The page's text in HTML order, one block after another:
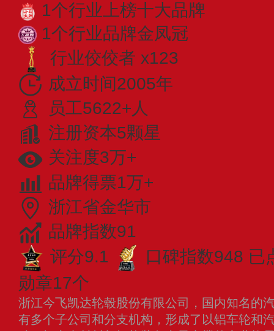
1个行业上榜十大品牌
1个行业品牌金凤冠
行业佼佼者 x123
成立时间2005年
员工5622+人
注册资本5颗星
关注度3万+
品牌得票1万+
浙江省金华市
品牌指数91
评分9.1
口碑指数948 已
勋章17个
浙江今飞凯达轮毂股份有限公司，国内知名的
有多个子公司和分支机构，形成了以铝车轮和